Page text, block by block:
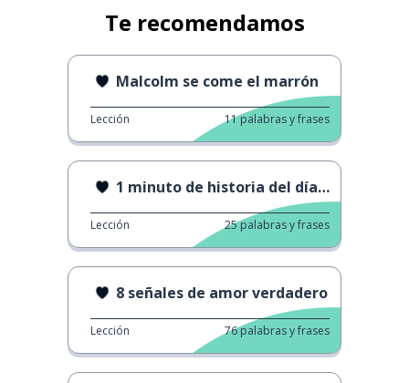
Te recomendamos
Malcolm se come el marrón
Lección 11palabras y frases
1 minuto de historia del día de San Valentín
Lección 25palabras y frases
8 señales de amor verdadero
Lección 76palabras y frases